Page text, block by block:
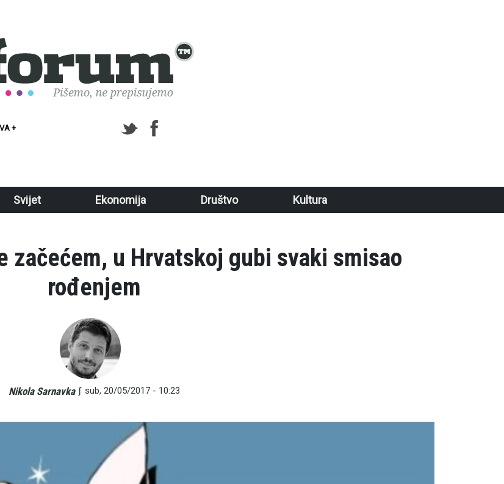
+
Svijet Ekonomija Društvo Kultura
začećem, u Hrvatskoj gubi svaki smisao
rođenjem
Nikola Sarnavka ∫ sub, 20/05/2017 - 10:23